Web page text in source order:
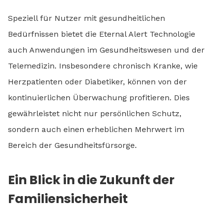
Speziell für Nutzer mit gesundheitlichen
Bedürfnissen bietet die Eternal Alert Technologie
auch Anwendungen im Gesundheitswesen und der
Telemedizin. Insbesondere chronisch Kranke, wie
Herzpatienten oder Diabetiker, können von der
kontinuierlichen Überwachung profitieren. Dies
gewährleistet nicht nur persönlichen Schutz,
sondern auch einen erheblichen Mehrwert im
Bereich der Gesundheitsfürsorge.
Ein Blick in die Zukunft der
Familiensicherheit